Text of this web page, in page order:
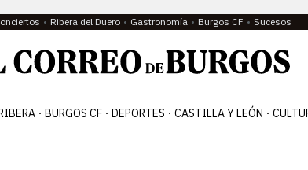
Ribera del Duero Gastronomía Burgos CF Sucesos
BURGOS CF DEPORTES CASTILLA Y LEÓN